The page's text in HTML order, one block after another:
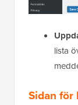
lista
Sidan för